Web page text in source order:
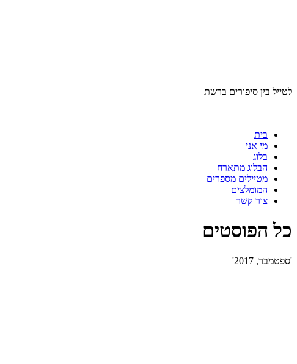
לטייל בין סיפורים ברשת
בית
מי אני
בלוג
הבלוג מתארח
מטיילים מספרים
המומלצים
צור קשר
כל הפוסטים
'ספטמבר, 2017'